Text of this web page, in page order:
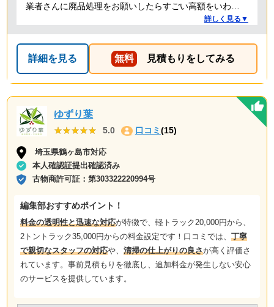
業者さんに廃品処理をお願いしたらすごい高額をいわれ
たことがありましたが、クリーランドさんは提示額通り
詳しく見る▼
詳細を見る 無料 見積もりをしてみる
ゆずり葉
★★★★★
★★★★★ 5.0 口コミ (15)
埼玉県鶴ヶ島市対応
本人確認証提出確認済み
古物商許可証：第303322220994号
編集部おすすめポイント！
料金の透明性と迅速な対応が特徴で、軽トラック20,000円から、
2トントラック35,000円からの料金設定です！口コミでは、 丁寧
で親切なスタッフの対応や、 清掃の仕上がりの良さが高く評価さ
れています。事前見積もりを徹底し、追加料金が発生しない安心
のサービスを提供しています。